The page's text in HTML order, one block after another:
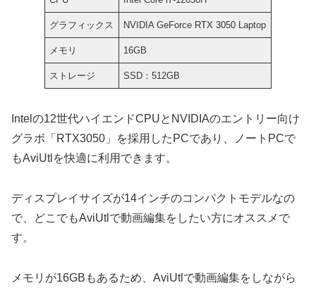
グラフィックス NVIDIA GeForce RTX 3050 Laptop
メモリ 16GB
ストレージ SSD：512GB
Intelの12世代ハイエンドCPUとNVIDIAのエントリー向け
グラボ「RTX3050」を採用したPCであり、ノートPCで
もAviUtlを快適に利用できます。
ディスプレイサイズが14インチのコンパクトモデルなの
で、どこでもAviUtlで動画編集をしたい方にオススメで
す。
メモリが16GBもあるため、AviUtlで動画編集をしながら